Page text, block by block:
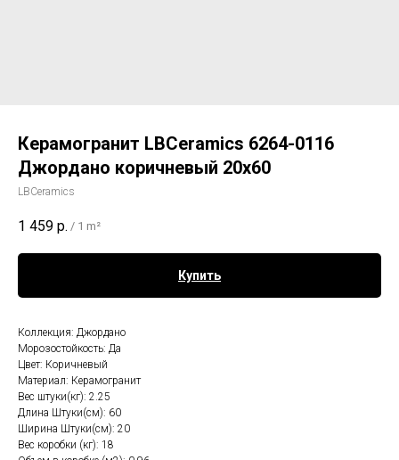
Керамогранит LBCeramics 6264-0116
Джордано коричневый 20х60
LBCeramics
1 459 р. / 1 m²
Купить
Коллекция: Джордано
Морозостойкость: Да
Цвет: Коричневый
Материал: Керамогранит
Вес штуки(кг): 2.25
Длина Штуки(см): 60
Ширина Штуки(см): 20
Вес коробки (кг): 18